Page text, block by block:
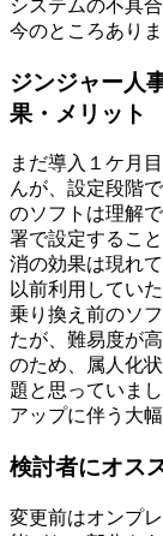
システムの不具
今のところありま
ジンジャー人
果・メリット
まだ導入１ケ月
んが、設定段階
のソフトは理解
署で設定するこ
消の効果は現れて
以前利用してい
乗り換え前のソ
たが、難易度が
のため、属人化
題と思っていま
アップに伴う大
検討者にオス
変更前はオンプ